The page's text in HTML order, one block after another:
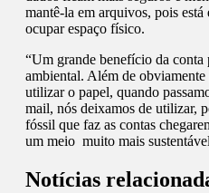
mantê-la em arquivos, pois
ocupar espaço físico.
“Um grande benefício da conta
ambiental. Além de
utilizar o papel, quando
mail, nós deixamos de utilizar,
fóssil que faz as contas
um meio muito mais
Notícias